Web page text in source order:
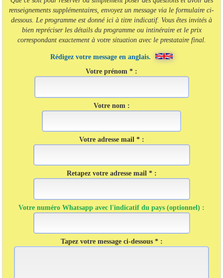
renseignements supplémentaires, envoyez un message via le formulaire ci-
dessous. Le programme est donné ici à titre indicatif. Vous êtes invités à
bien repréciser les détails du programme ou intinéraire et le prix
correspondant exactement à votre situation avec le prestataire final.
Rédigez votre message en anglais.
Votre prénom * :
Votre nom :
Votre adresse mail * :
Retapez votre adresse mail * :
Votre numéro Whatsapp avec l'indicatif du pays (optionnel) :
Tapez votre message ci-dessous * :